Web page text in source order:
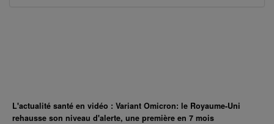
L'actualité santé en vidéo : Variant Omicron: le Royaume-Uni
rehausse son niveau d'alerte, une première en 7 mois